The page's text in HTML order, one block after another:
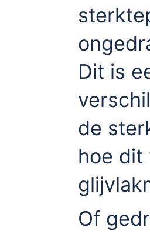
Dit is
de
hoe dit
Of